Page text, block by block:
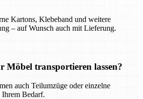
Kartons, Klebeband und weitere
– auf Wunsch auch mit Lieferung.
Möbel transportieren lassen?
auch Teilumzüge oder einzelne
Ihrem Bedarf.